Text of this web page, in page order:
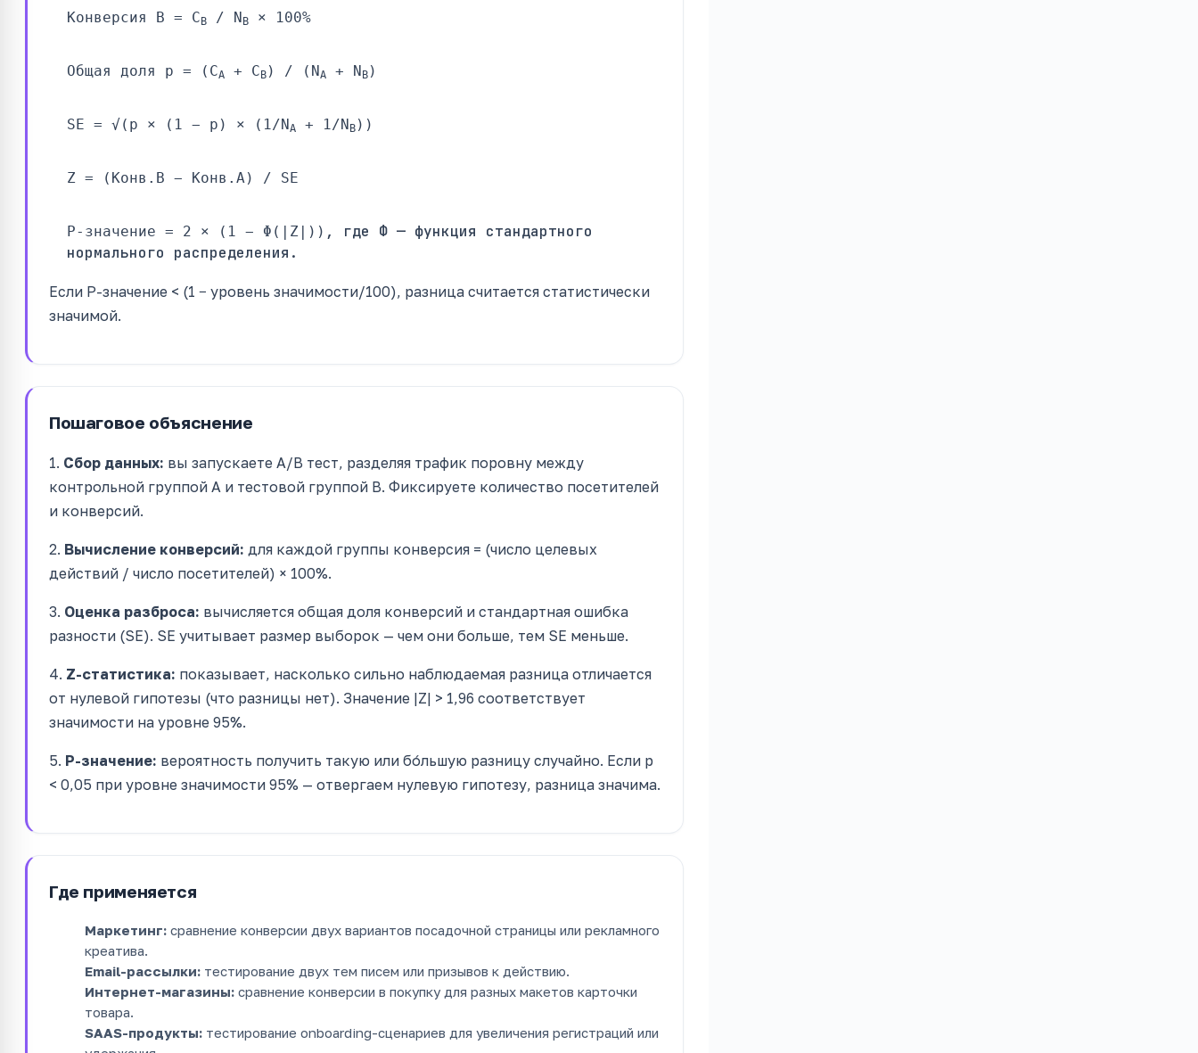
Конверсия B = CB / NB × 100%
Общая доля p = (CA + CB ) / (NA + NB )
SE = √(p × (1 − p) × (1/NA + 1/NB ))
Z = (Конв.B − Конв.A) / SE
P-значение = 2 × (1 − Φ(|Z|)) , где Φ — функция стандартного
нормального распределения.
Если P-значение < (1 − уровень значимости/100), разница считается статистически
значимой.
Пошаговое объяснение
1. Сбор данных: вы запускаете A/B тест, разделяя трафик поровну между
контрольной группой A и тестовой группой B. Фиксируете количество посетителей
и конверсий.
2. Вычисление конверсий: для каждой группы конверсия = (число целевых
действий / число посетителей) × 100%.
3. Оценка разброса: вычисляется общая доля конверсий и стандартная ошибка
разности (SE). SE учитывает размер выборок — чем они больше, тем SE меньше.
4. Z-статистика: показывает, насколько сильно наблюдаемая разница отличается
от нулевой гипотезы (что разницы нет). Значение |Z| > 1,96 соответствует
значимости на уровне 95%.
5. P-значение: вероятность получить такую или бо́льшую разницу случайно. Если p
< 0,05 при уровне значимости 95% — отвергаем нулевую гипотезу, разница значима.
Где применяется
Маркетинг: сравнение конверсии двух вариантов посадочной страницы или рекламного
креатива.
Email-рассылки: тестирование двух тем писем или призывов к действию.
Интернет-магазины: сравнение конверсии в покупку для разных макетов карточки
товара.
SAAS-продукты: тестирование onboarding-сценариев для увеличения регистраций или